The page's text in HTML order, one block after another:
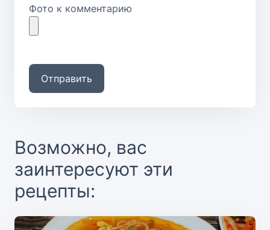
Фото к комментарию
Отправить
Возможно, вас
заинтересуют эти
рецепты: